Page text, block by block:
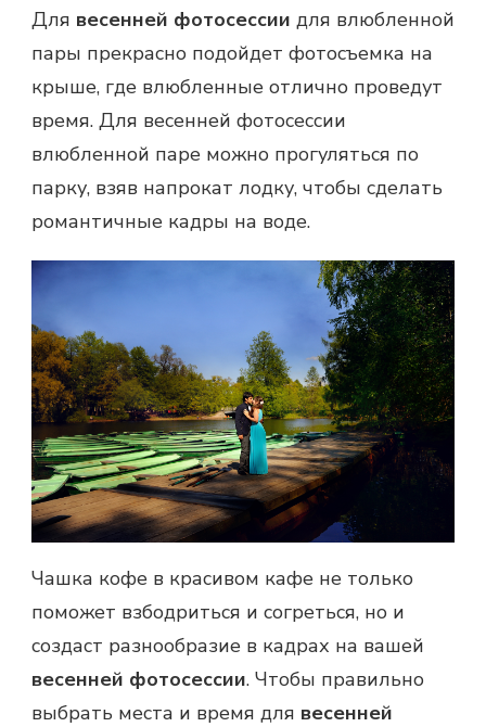
Для весенней фотосессии для влюбленной
пары прекрасно подойдет фотосъемка на
крыше, где влюбленные отлично проведут
время. Для весенней фотосессии
влюбленной паре можно прогуляться по
парку, взяв напрокат лодку, чтобы сделать
романтичные кадры на воде.
Чашка кофе в красивом кафе не только
поможет взбодриться и согреться, но и
создаст разнообразие в кадрах на вашей
весенней фотосессии. Чтобы правильно
выбрать места и время для весенней